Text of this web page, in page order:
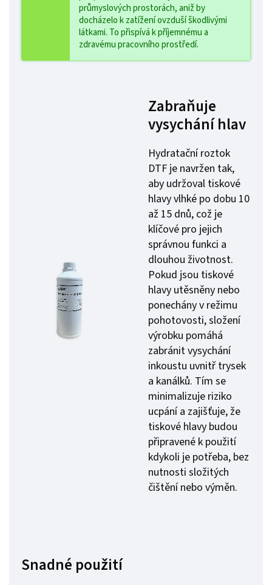
průmyslových prostorách, aniž by
docházelo k zatížení ovzduší škodlivými
látkami. To přispívá k příjemnému a
zdravému pracovního prostředí.
Zabraňuje
vysychání hlav
Hydratační roztok
DTF je navržen tak,
aby udržoval tiskové
hlavy vlhké po dobu 10
až 15 dnů, což je
klíčové pro jejich
správnou funkci a
dlouhou životnost.
Pokud jsou tiskové
hlavy utěsněny nebo
ponechány v režimu
pohotovosti, složení
výrobku pomáhá
zabránit vysychání
inkoustu uvnitř trysek
a kanálků. Tím se
minimalizuje riziko
ucpání a zajišťuje, že
tiskové hlavy budou
připravené k použití
kdykoli je potřeba, bez
nutnosti složitých
čištění nebo výměn.
Snadné použití